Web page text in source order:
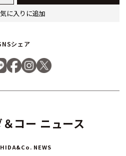
コー ニュース
NEWS
に入りに追加
シェア